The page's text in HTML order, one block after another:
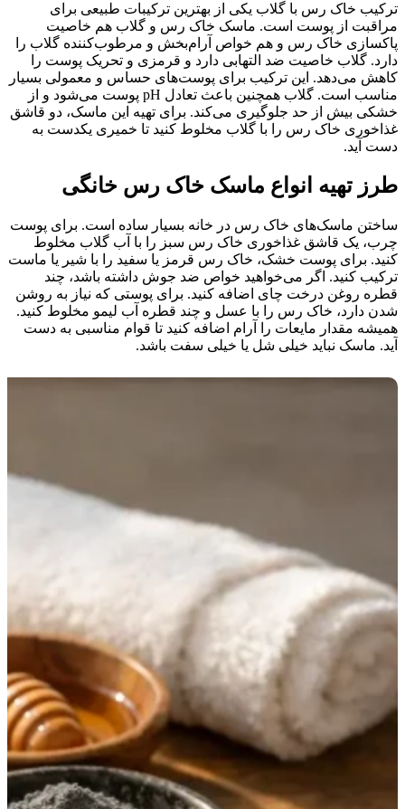
ترکیب خاک رس با گلاب یکی از بهترین ترکیبات طبیعی برای
مراقبت از پوست است. ماسک خاک رس و گلاب هم خاصیت
پاکسازی خاک رس و هم خواص آرام‌بخش و مرطوب‌کننده گلاب را
دارد. گلاب خاصیت ضد التهابی دارد و قرمزی و تحریک پوست را
کاهش می‌دهد. این ترکیب برای پوست‌های حساس و معمولی بسیار
مناسب است. گلاب همچنین باعث تعادل pH پوست می‌شود و از
خشکی بیش از حد جلوگیری می‌کند. برای تهیه این ماسک، دو قاشق
غذاخوری خاک رس را با گلاب مخلوط کنید تا خمیری یکدست به
دست آید.
طرز تهیه انواع ماسک خاک رس خانگی
ساختن ماسک‌های خاک رس در خانه بسیار ساده است. برای پوست
چرب، یک قاشق غذاخوری خاک رس سبز را با آب گلاب مخلوط
کنید. برای پوست خشک، خاک رس قرمز یا سفید را با شیر یا ماست
ترکیب کنید. اگر می‌خواهید خواص ضد جوش داشته باشد، چند
قطره روغن درخت چای اضافه کنید. برای پوستی که نیاز به روشن
شدن دارد، خاک رس را با عسل و چند قطره آب لیمو مخلوط کنید.
همیشه مقدار مایعات را آرام اضافه کنید تا قوام مناسبی به دست
آید. ماسک نباید خیلی شل یا خیلی سفت باشد.